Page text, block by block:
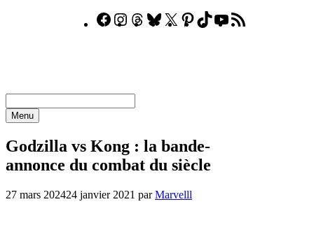
Facebook
Instagram
ThreadsBluesky
X Pinterest
TikTokYouTube
Menu
Godzilla vs Kong : la bande-
annonce du combat du siècle
27 mars 202424 janvier 2021 parMarvelll